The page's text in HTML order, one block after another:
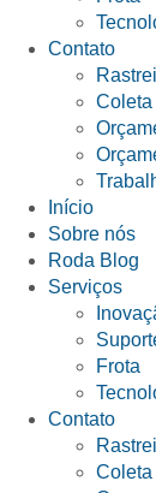
Contato
Coleta
Início
Sobre nós
Roda Blog
Serviços
Frota
Contato
Coleta